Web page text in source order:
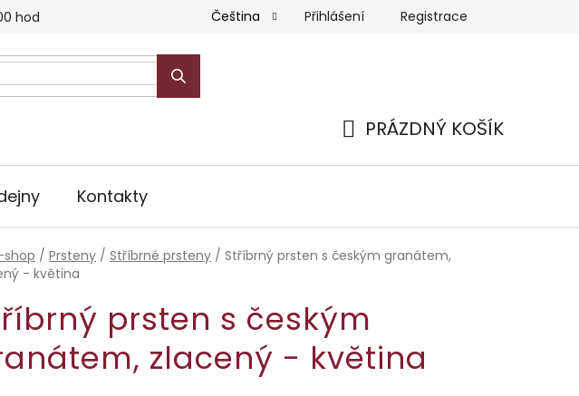
hod Čeština Přihlášení Registrace
PRÁZDNÝ KOŠÍK
Kontakty
shop / Prsteny / Stříbrné prsteny / Stříbrný prsten s českým granátem,
- květina
prsten s českým
zlacený - květina